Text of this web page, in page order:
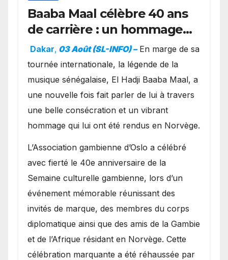
Baaba Maal célèbre 40 ans
de carrière : un hommage
exceptionnel à Oslo en
présence de la famille
royale.
Dakar, 03 Août (SL-INFO) – ​En marge de sa
tournée internationale, la légende de la
musique sénégalaise, El Hadji Baaba Maal, a
une nouvelle fois fait parler de lui à travers
une belle consécration et un vibrant
hommage qui lui ont été rendus en Norvège.
​L’Association gambienne d’Oslo a célébré
avec fierté le 40e anniversaire de la
Semaine culturelle gambienne, lors d’un
événement mémorable réunissant des
invités de marque, des membres du corps
diplomatique ainsi que des amis de la Gambie
et de l’Afrique résidant en Norvège. Cette
célébration marquante a été réhaussée par